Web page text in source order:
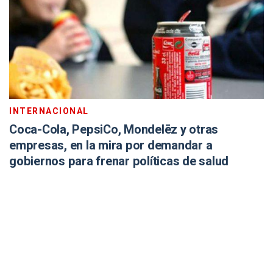
INTERNACIONAL
Coca-Cola, PepsiCo, Mondelēz y otras
empresas, en la mira por demandar a
gobiernos para frenar políticas de salud